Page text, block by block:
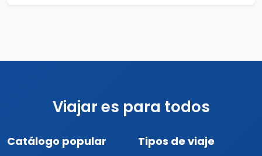
Viajar es para todos
Catálogo popular Tipos de viaje